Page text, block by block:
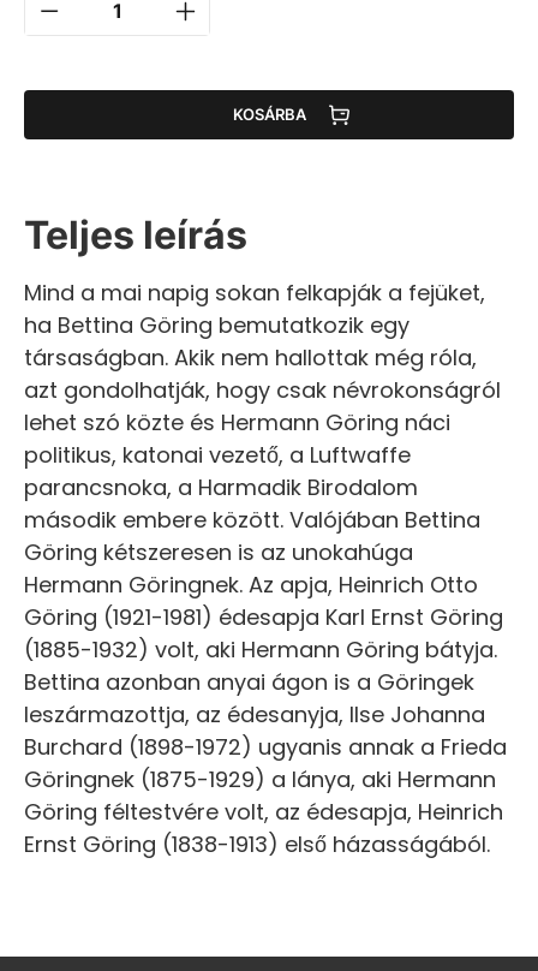
KOSÁRBA
Teljes leírás
Mind a mai napig sokan felkapják a fejüket,
ha Bettina Göring bemutatkozik egy
társaságban. Akik nem hallottak még róla,
azt gondolhatják, hogy csak névrokonságról
lehet szó közte és Hermann Göring náci
politikus, katonai vezető, a Luftwaffe
parancsnoka, a Harmadik Birodalom
második embere között. Valójában Bettina
Göring kétszeresen is az unokahúga
Hermann Göringnek. Az apja, Heinrich Otto
Göring (1921-1981) édesapja Karl Ernst Göring
(1885-1932) volt, aki Hermann Göring bátyja.
Bettina azonban anyai ágon is a Göringek
leszármazottja, az édesanyja, Ilse Johanna
Burchard (1898-1972) ugyanis annak a Frieda
Göringnek (1875-1929) a lánya, aki Hermann
Göring féltestvére volt, az édesapja, Heinrich
Ernst Göring (1838-1913) első házasságából.